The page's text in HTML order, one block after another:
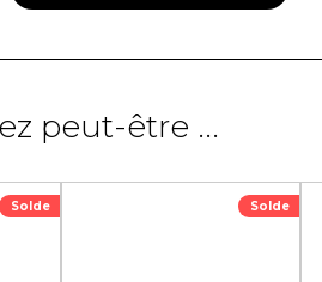
peut-être ...
Solde Solde